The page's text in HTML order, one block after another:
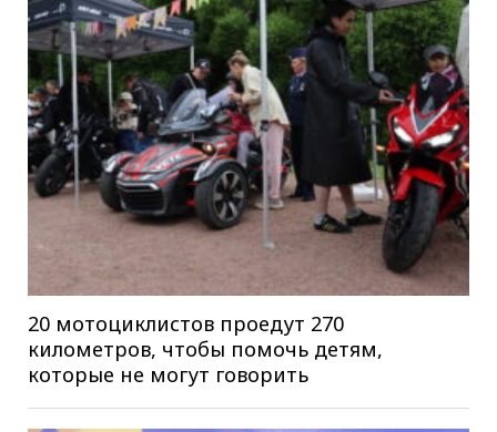
20 мотоциклистов проедут 270
километров, чтобы помочь детям,
которые не могут говорить